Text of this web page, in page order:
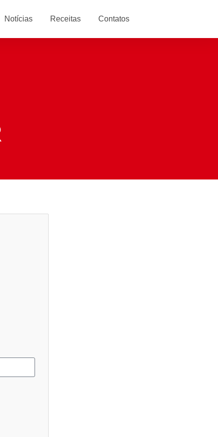
Notícias Receitas Contatos